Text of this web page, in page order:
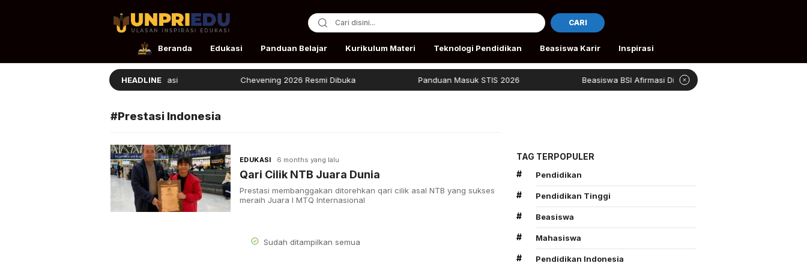
UnpriEdu
Ulasan Inspirasi Edukasi
CARI
Beranda Edukasi Panduan Belajar Kurikulum Materi Teknologi Pendidikan Beasiswa Karir Inspirasi
HEADLINE
Ellita Lulus dengan Prestasi Chevening 2026 Resmi Dibuka Panduan Masuk STIS 2026 Beasiswa BSI Afirmasi Dibuka
#Prestasi Indonesia
EDUKASI 6 months yang lalu
Qari Cilik NTB Juara Dunia
Prestasi membanggakan ditorehkan qari cilik asal NTB yang sukses
meraih Juara I MTQ Internasional
Sudah ditampilkan semua
TAG TERPOPULER
#
Pendidikan
# Pendidikan Tinggi
# Beasiswa
# Mahasiswa
# Pendidikan Indonesia